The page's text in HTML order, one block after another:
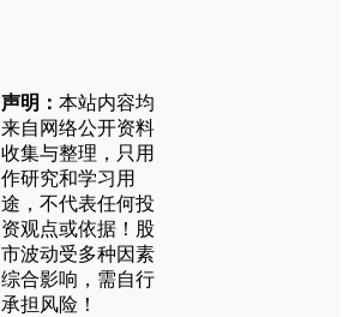
声明： 本站内容均
来自网络公开资料
收集与整理，只用
作研究和学习用
途，不代表任何投
资观点或依据！股
市波动受多种因素
综合影响，需自行
承担风险！